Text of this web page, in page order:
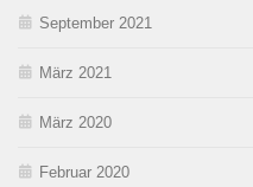
September 2021
März 2021
März 2020
Februar 2020